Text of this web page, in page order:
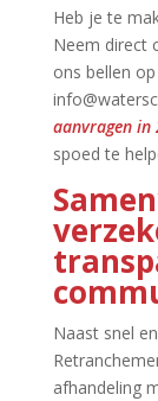
Heb je te
Neem direct
ons bellen
aanvragen in
spoed te
Naast snel
afhandeling